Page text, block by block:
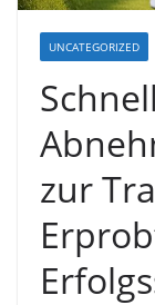
UNCATEGORIZED
zur